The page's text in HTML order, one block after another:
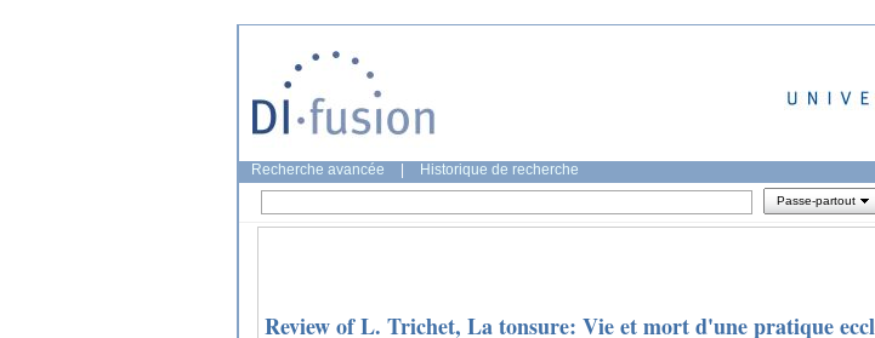
Recherche avancée Historique de recherche
Passe-partout
Review of L. Trichet, La tonsure: Vie et mort d'une pratique